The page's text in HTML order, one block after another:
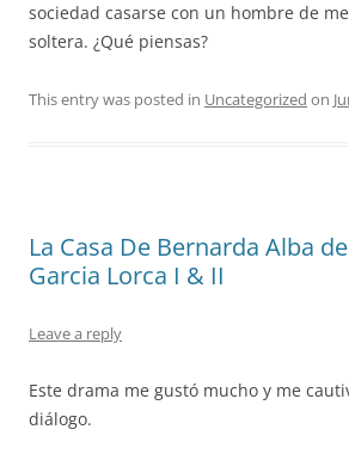
sociedad casarse con un hombre de
soltera. ¿Qué piensas?
This entry was posted in Uncategorized on
La Casa De Bernarda Alba
Garcia Lorca I & II
Leave a reply
Este drama me gustó mucho y me
diálogo.